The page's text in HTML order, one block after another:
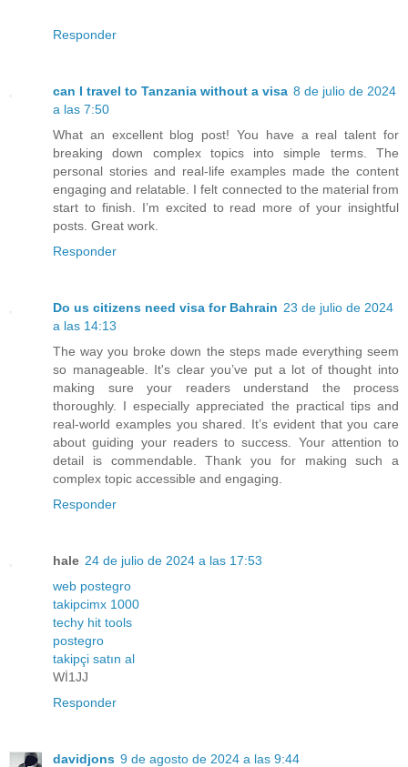
Responder
can I travel to Tanzania without a visa 8 de julio de 2024
a las 7:50
What an excellent blog post! You have a real talent for
breaking down complex topics into simple terms. The
personal stories and real-life examples made the content
engaging and relatable. I felt connected to the material from
start to finish. I’m excited to read more of your insightful
posts. Great work.
Responder
Do us citizens need visa for Bahrain 23 de julio de 2024
a las 14:13
The way you broke down the steps made everything seem
so manageable. It's clear you’ve put a lot of thought into
making sure your readers understand the process
thoroughly. I especially appreciated the practical tips and
real-world examples you shared. It’s evident that you care
about guiding your readers to success. Your attention to
detail is commendable. Thank you for making such a
complex topic accessible and engaging.
Responder
hale 24 de julio de 2024 a las 17:53
web postegro
takipcimx 1000
techy hit tools
postegro
takipçi satın al
Wİ1JJ
Responder
davidjons 9 de agosto de 2024 a las 9:44